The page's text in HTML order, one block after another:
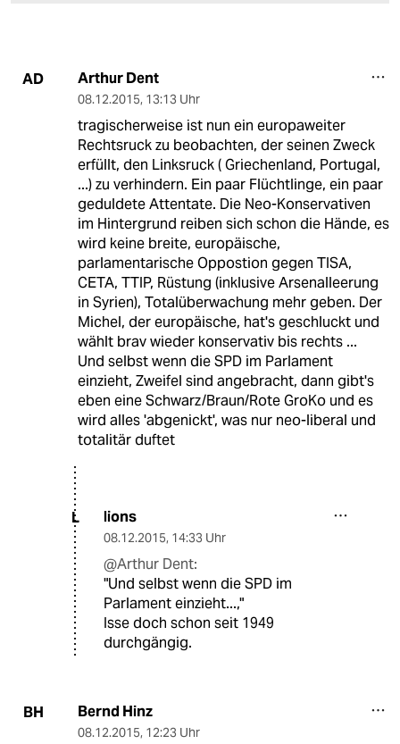
AD Arthur Dent
08.12.2015, 13:13 Uhr
tragischerweise ist nun ein europaweiter
Rechtsruck zu beobachten, der seinen Zweck
erfüllt, den Linksruck ( Griechenland, Portugal,
...) zu verhindern. Ein paar Flüchtlinge, ein paar
geduldete Attentate. Die Neo-Konservativen
im Hintergrund reiben sich schon die Hände, es
wird keine breite, europäische,
parlamentarische Oppostion gegen TISA,
CETA, TTIP, Rüstung (inklusive Arsenalleerung
in Syrien), Totalüberwachung mehr geben. Der
Michel, der europäische, hat's geschluckt und
wählt brav wieder konservativ bis rechts ...
Und selbst wenn die SPD im Parlament
einzieht, Zweifel sind angebracht, dann gibt's
eben eine Schwarz/Braun/Rote GroKo und es
wird alles 'abgenickt', was nur neo-liberal und
totalitär duftet
L lions
08.12.2015, 14:33 Uhr
@Arthur Dent:
"Und selbst wenn die SPD im
Parlament einzieht...,"
Isse doch schon seit 1949
durchgängig.
BH Bernd Hinz
08.12.2015, 12:23 Uhr